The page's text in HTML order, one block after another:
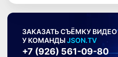
ЗАКАЗАТЬ СЪЁМКУ ВИДЕО
У КОМАНДЫJSON.TV
+7 (926) 561-09-80